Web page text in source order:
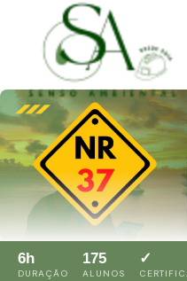
6h
DURAÇÃO
175
ALUNOS
✓